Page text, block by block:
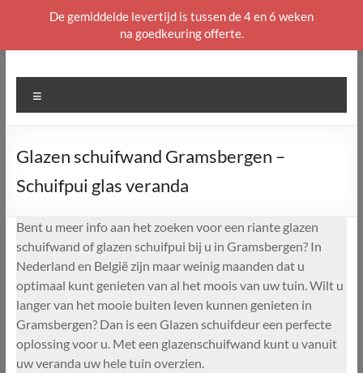
naar
Glazen schuifwand Gramsbergen –
Schuifpui glas veranda
Bent u meer info aan het zoeken voor een riante glazen
schuifwand of glazen schuifpui bij u in Gramsbergen? In
Nederland en België zijn maar weinig maanden dat u
optimaal kunt genieten van al het moois van uw tuin. Wilt u
langer van het mooie buiten leven kunnen genieten in
Gramsbergen? Dan is een Glazen schuifdeur een perfecte
oplossing voor u. Met een glazenschuifwand kunt u vanuit
uw veranda uw hele tuin overzien.
De gemiddelde levertijd is tussen de 4 en 6 weken
na goedkeuring offerte.